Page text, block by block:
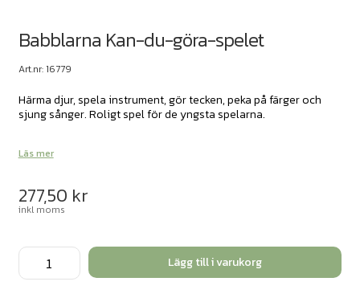
Babblarna Kan-du-göra-spelet
Art.nr: 16779
Härma djur, spela instrument, gör tecken, peka på färger och
sjung sånger. Roligt spel för de yngsta spelarna.
Läs mer
277,50 kr
inkl moms
Babblarna
Kan-
Lägg till i varukorg